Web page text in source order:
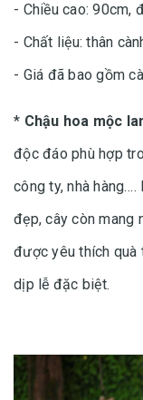
- Chiều cao: 90cm,
- Chất liệu: thân
- Giá đã bao gồm
* Chậu hoa mộc
độc đáo phù hợp
công ty, nhà hàng….
đẹp, cây còn mang
được yêu thích quà
dịp lễ đặc biệt.